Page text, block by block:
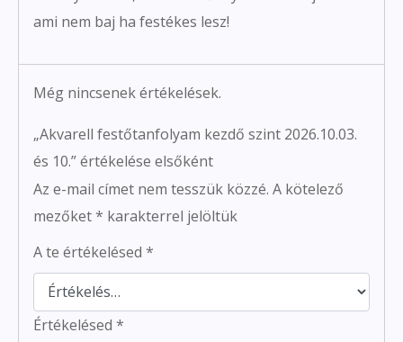
ami nem baj ha festékes lesz!
Még nincsenek értékelések.
„Akvarell festőtanfolyam kezdő szint 2026.10.03.
és 10.” értékelése elsőként
Az e-mail címet nem tesszük közzé. A kötelező
mezőket* karakterrel jelöltük
A te értékelésed *
Értékelésed *